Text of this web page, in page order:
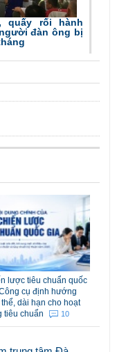
quấy rối hành
đàn ông bị
lược tiêu chuẩn quốc
cụ định hướng
dài hạn cho hoạt
tiêu chuẩn
10